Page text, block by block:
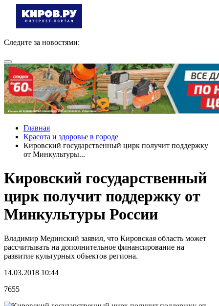
Следите за новостями:
Главная
Красота и здоровье в городе
Кировский государственный цирк получит поддержку
от Минкультуры...
Кировский государственный
цирк получит поддержку от
Минкультуры России
Владимир Мединский заявил, что Кировская область может
рассчитывать на дополнительное финансирование на
развитие культурных объектов региона.
14.03.2018 10:44
7655